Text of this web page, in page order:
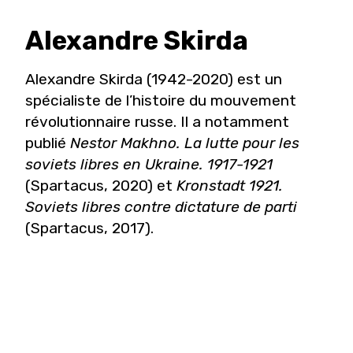
Alexandre Skirda
Alexandre Skirda (1942-2020) est un
spécialiste de l’histoire du mouvement
révolutionnaire russe. Il a notamment
publié Nestor Makhno. La lutte pour les
soviets libres en Ukraine. 1917-1921
(Spartacus, 2020) et Kronstadt 1921.
Soviets libres contre dictature de parti
(Spartacus, 2017).